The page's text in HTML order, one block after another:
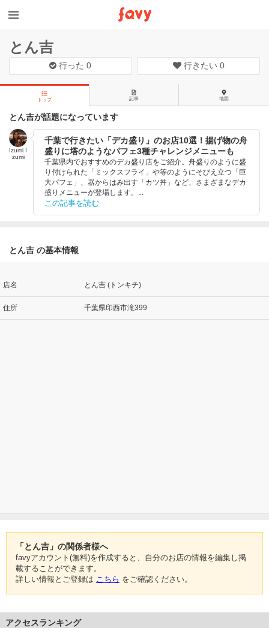
とん吉
行った0 行きたい 0
トップ 記事 地図
とん吉が話題になっています
Izumi I
zumi
千葉で行きたい「デカ盛り」のお店10選！揚げ物の舟
盛りに塔のようなパフェ3種チャレンジメニューも
千葉県内でおすすめのデカ盛り店をご紹介。舟盛りのように盛
り付けられた「ミックスフライ」や等のようにそびえ立つ「巨
大パフェ」、器からはみ出す「カツ丼」など、さまざまなデカ
盛りメニューが登場します。...
この記事を読む
とん吉 の基本情報
店名 とん吉 (トンキチ)
住所 千葉県印西市滝399
「とん吉」の関係者様へ
favyアカウント(無料)を作成すると、自分のお店の情報を編集し掲
載することができます。
詳しい情報とご登録は こちら をご確認ください。
アクセスランキング